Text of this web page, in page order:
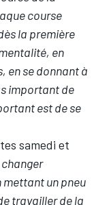
course
la première
en
en se donnant à
important de
est de se
samedi et
mettant un pneu
travailler de la